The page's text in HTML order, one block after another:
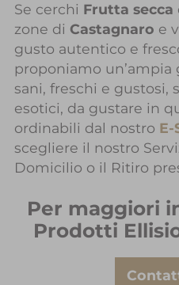
Se cerchi Frutta secca
zone di Castagnaro e
gusto autentico e
proponiamo
sani, freschi e gustosi,
esotici, da gustare in
ordinabili dal nostro E-
scegliere il nostro
Domicilio o il Ritiro
Per maggiori
Prodotti